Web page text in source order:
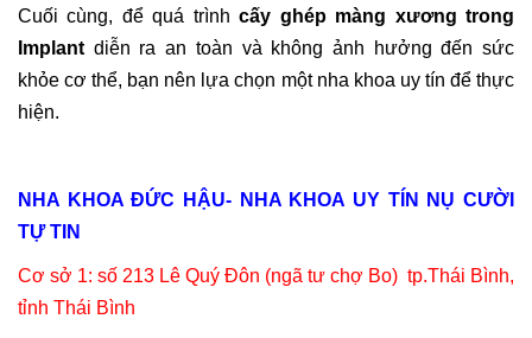
Cuối cùng, để quá trìnhcấy ghép màng xương trong
Implant diễn ra an toàn và không ảnh hưởng đến sức
khỏe cơ thể, bạn nên lựa chọn một nha khoa uy tín để thực
hiện.
NHA KHOA ĐỨC HẬU- NHA KHOA UY TÍN NỤ CƯỜI
TỰ TIN
Cơ sở 1: số 213 Lê Quý Đôn (ngã tư chợ Bo) tp.Thái Bình,
tỉnh Thái Bình